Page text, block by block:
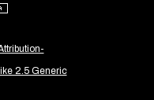
2.5 Generic